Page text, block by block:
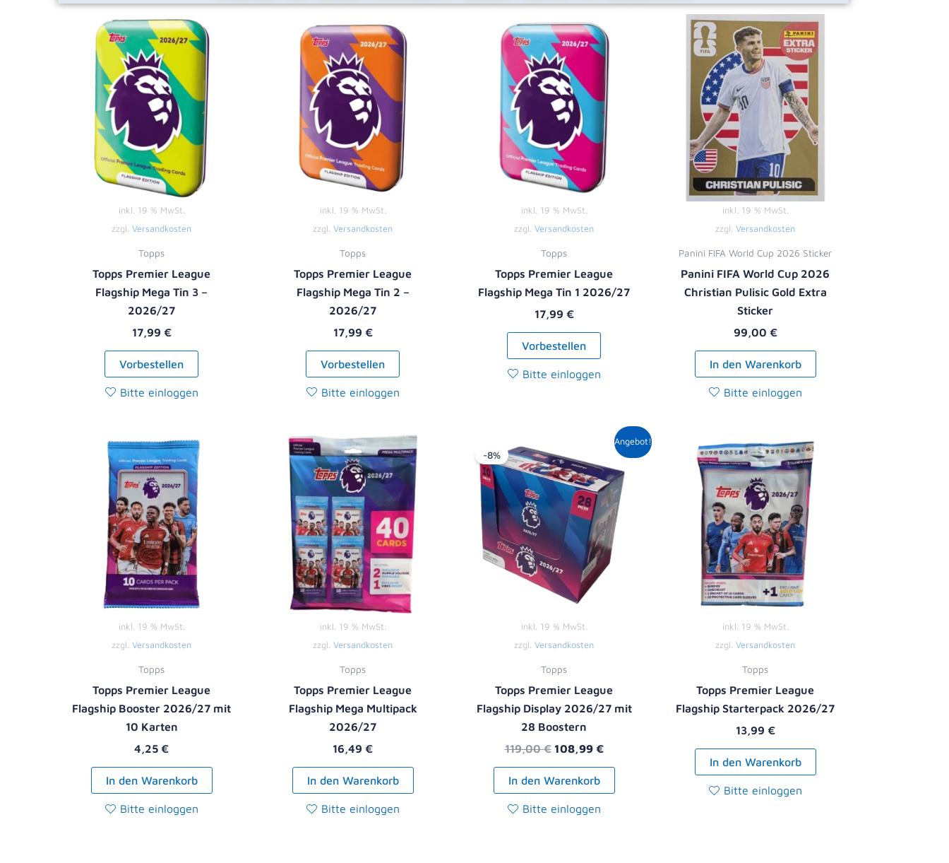
inkl. 19 % MwSt.
zzgl. Versandkosten
Topps
Topps Premier League
Flagship Mega Tin 3 –
2026/27
17,99 €
Vorbestellen
Bitte einloggen
inkl. 19 % MwSt.
zzgl. Versandkosten
Topps
Topps Premier League
Flagship Mega Tin 2 –
2026/27
17,99 €
Vorbestellen
Bitte einloggen
inkl. 19 % MwSt.
zzgl. Versandkosten
Topps
Topps Premier League
Flagship Mega Tin 1 2026/27
17,99 €
Vorbestellen
Bitte einloggen
inkl. 19 % MwSt.
zzgl. Versandkosten
Panini FIFA World Cup 2026 Sticker
Panini FIFA World Cup 2026
Christian Pulisic Gold Extra
Sticker
99,00 €
In den Warenkorb
Bitte einloggen
inkl. 19 % MwSt.
zzgl. Versandkosten
Topps
Topps Premier League
Flagship Booster 2026/27 mit
10 Karten
4,25 €
In den Warenkorb
Bitte einloggen
inkl. 19 % MwSt.
zzgl. Versandkosten
Topps
Topps Premier League
Flagship Mega Multipack
2026/27
16,49 €
In den Warenkorb
Bitte einloggen
Angebot!
-8%
inkl. 19 % MwSt.
zzgl. Versandkosten
Topps
Topps Premier League
Flagship Display 2026/27 mit
28 Boostern
119,00€
Ursprünglicher
Preis
war:
119,00 €
108,99 €
Aktueller
Preis
ist:
108,99 €.
In den Warenkorb
Bitte einloggen
inkl. 19 % MwSt.
zzgl. Versandkosten
Topps
Topps Premier League
Flagship Starterpack 2026/27
13,99 €
In den Warenkorb
Bitte einloggen